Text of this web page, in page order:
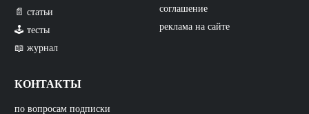
📄 статьи
🕹️ тесты
📖 журнал
КОНТАКТЫ
по вопросам подписки
соглашение
реклама на сайте